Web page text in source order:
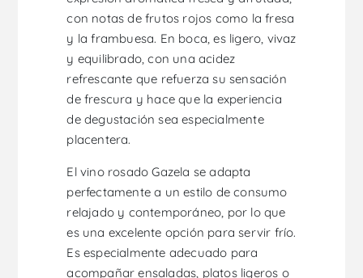
con notas de frutos rojos como la fresa
y la frambuesa. En boca, es ligero, vivaz
y equilibrado, con una acidez
refrescante que refuerza su sensación
de frescura y hace que la experiencia
de degustación sea especialmente
placentera.
El vino rosado Gazela se adapta
perfectamente a un estilo de consumo
relajado y contemporáneo, por lo que
es una excelente opción para servir frío.
Es especialmente adecuado para
acompañar ensaladas, platos ligeros o